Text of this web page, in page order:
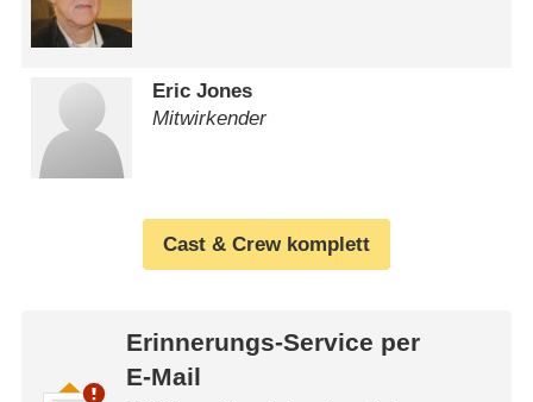
Eric Jones
Mitwirkender
Cast & Crew komplett
Erinnerungs-Service per
E-Mail